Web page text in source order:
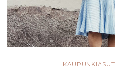
KAUPUNKIASUT